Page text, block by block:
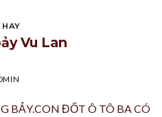
Vu Lan
BẢY.CON ĐỐT Ô TÔ BA CÓ